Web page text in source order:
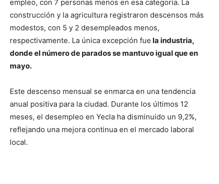
empleo, con 7 personas menos en esa categoría. La
construcción y la agricultura registraron descensos más
modestos, con 5 y 2 desempleados menos,
respectivamente. La única excepción fue la industria,
donde el número de parados se mantuvo igual que en
mayo.
Este descenso mensual se enmarca en una tendencia
anual positiva para la ciudad. Durante los últimos 12
meses, el desempleo en Yecla ha disminuido un 9,2%,
reflejando una mejora continua en el mercado laboral
local.